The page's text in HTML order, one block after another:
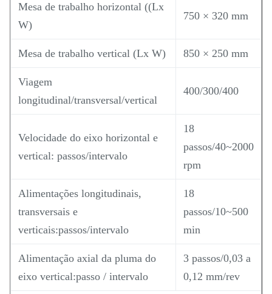
Mesa de trabalho horizontal ((Lx
W)
750 × 320 mm
Mesa de trabalho vertical (Lx W) 850 × 250 mm
Viagem
longitudinal/transversal/vertical
400/300/400
Velocidade do eixo horizontal e
vertical: passos/intervalo
18
passos/40~2000
rpm
Alimentações longitudinais,
transversais e
verticais:passos/intervalo
18
passos/10~500
min
Alimentação axial da pluma do
eixo vertical:passo / intervalo
3 passos/0,03 a
0,12 mm/rev